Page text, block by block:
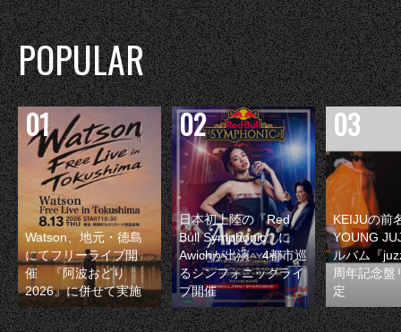
POPULAR
Watson、地元・徳島
にてフリーライブ開
催 『阿波おどり
2026』に併せて実施
日本初上陸の『Red
Bull Symphonic』に
Awichが出演 4都市巡
るシンフォニックライ
ブ開催
KEIJUの前
YOUNG
ルバム『
周年記念盤
定